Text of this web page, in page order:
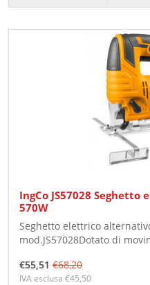
IngCo JS57028
570W
Seghetto elettrico
mod.JS57028Dotato di
€55,51 €68,20
IVA esclusa €45,50